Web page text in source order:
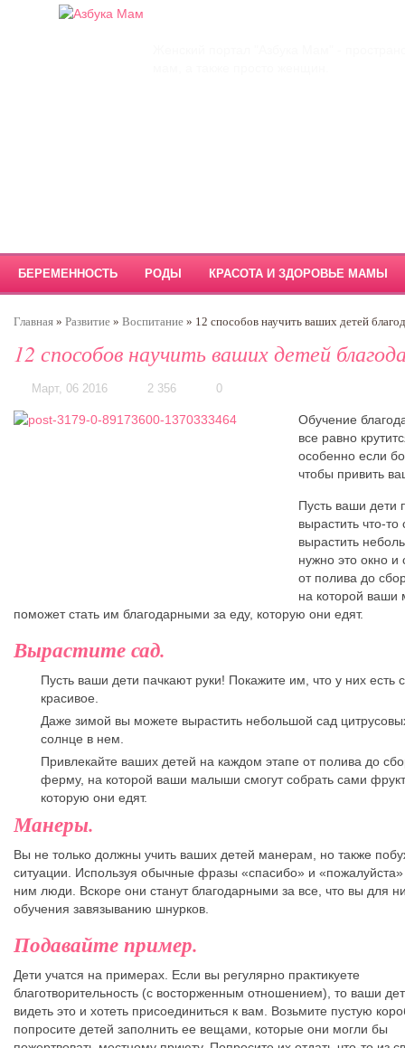
БЕРЕМЕННОСТЬ РОДЫ КРАСОТА И ЗДОРОВЬЕ МАМЫ
Главная » Развитие » Воспитание » 12 способов научить ваших детей
12 способов научить ваших детей
Март, 06 2016 2 356 0
Обучение
все равно
особенно если
чтобы привить
Пусть ваши дети
вырастить что-
вырастить
нужно это окно
от полива до
на которой ваши
поможет стать им благодарными за еду, которую они едят.
Вырастите сад.
Пусть ваши дети пачкают руки! Покажите им, что у них есть
красивое.
Даже зимой вы можете вырастить небольшой сад
солнце в нем.
Привлекайте ваших детей на каждом этапе от полива до
ферму, на которой ваши малыши смогут собрать сами
которую они едят.
Манеры.
Вы не только должны учить ваших детей манерам, но также
ситуации. Используя обычные фразы «спасибо» и
ним люди. Вскоре они станут благодарными за все, что вы для
обучения завязыванию шнурков.
Подавайте пример.
Дети учатся на примерах. Если вы регулярно практикуете
благотворительность (с восторженным отношением), то ваши
видеть это и хотеть присоединиться к вам. Возьмите пустую
попросите детей заполнить ее вещами, которые они могли бы